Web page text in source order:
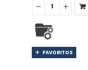
FAVORITOS